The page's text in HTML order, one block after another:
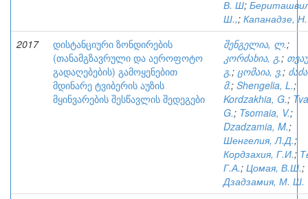
В. Ш;
Ш.,; Капанадзе,
2017
დისტანციური ზონდირების
(თანამგზავრული და აეროფოტო
გადაღებების) გამოყენებით
მდინარე ტვიბერის აუზის
მყინვარების შესწავლის შედეგები
შენგელია, ლ.;
კორძახია, გ.;
გ.; ცომაია, ვ.;
მ.; Shengelia, L.;
Kordzakhia, G.;
G.; Tsomaia, V.;
Dzadzamia, M.;
Шенгелия, Л.Д.;
Кордзахия, Г.И.;
Г.А.; Цомая, В.Ш.;
Дзадзамия, М. Ш.